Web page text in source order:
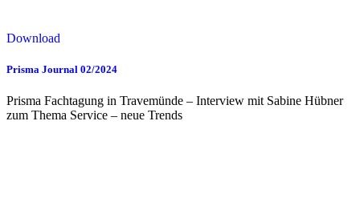
Download
Prisma Journal 02/2024
Prisma Fachtagung in Travemünde – Interview mit Sabine Hübner
zum Thema Service – neue Trends